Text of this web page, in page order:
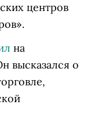
центров
на
высказался о